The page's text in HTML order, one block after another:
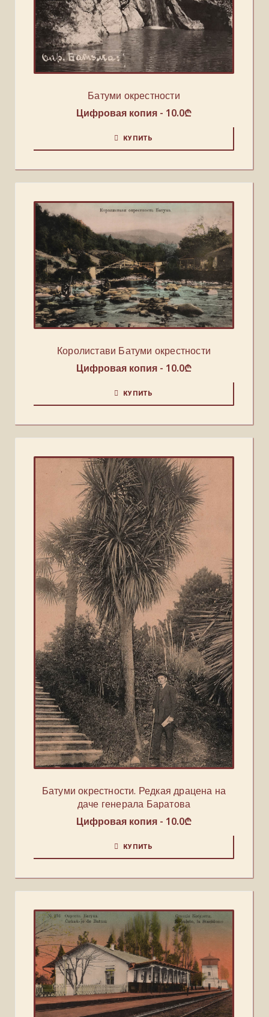
Батуми окрестности
Цифровая копия - 10.0₾
КУПИТЬ
Королистави Батуми окрестности
Цифровая копия - 10.0₾
КУПИТЬ
Батуми окрестности. Редкая драцена на
даче генерала Баратова
Цифровая копия - 10.0₾
КУПИТЬ